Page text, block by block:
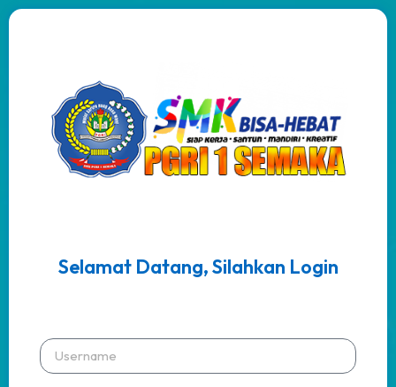
Selamat Datang, Silahkan Login